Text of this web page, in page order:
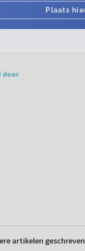
door
artikelen geschreven